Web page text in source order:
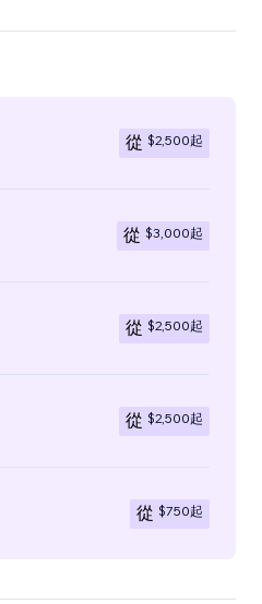
從 $2,500起
從 $3,000起
從 $2,500起
從 $2,500起
從 $750起